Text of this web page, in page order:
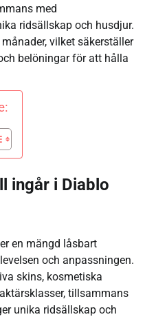
med
ridsällskap och husdjur.
vilket säkerställer
belöningar för att hålla
ingår i Diablo
en mängd låsbart
och anpassningen.
skins, kosmetiska
tillsammans
unika ridsällskap och